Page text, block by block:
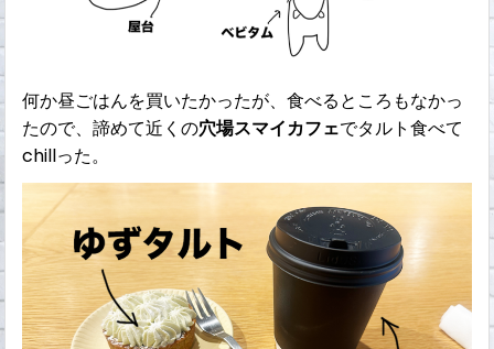
何か昼ごはんを買いたかったが、食べるところもなかっ
たので、諦めて近くの穴場スマイカフェでタルト食べて
chillった。